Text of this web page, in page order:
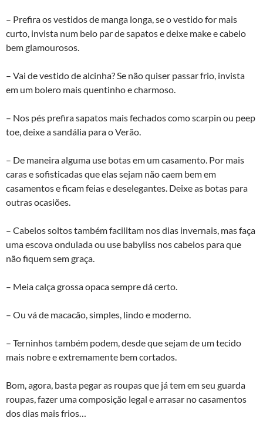
– Prefira os vestidos de manga longa, se o vestido for mais
curto, invista num belo par de sapatos e deixe make e cabelo
bem glamourosos.
– Vai de vestido de alcinha? Se não quiser passar frio, invista
em um bolero mais quentinho e charmoso.
– Nos pés prefira sapatos mais fechados como scarpin ou peep
toe, deixe a sandália para o Verão.
– De maneira alguma use botas em um casamento. Por mais
caras e sofisticadas que elas sejam não caem bem em
casamentos e ficam feias e deselegantes. Deixe as botas para
outras ocasiões.
– Cabelos soltos também facilitam nos dias invernais, mas faça
uma escova ondulada ou use babyliss nos cabelos para que
não fiquem sem graça.
– Meia calça grossa opaca sempre dá certo.
– Ou vá de macacão, simples, lindo e moderno.
– Terninhos também podem, desde que sejam de um tecido
mais nobre e extremamente bem cortados.
Bom, agora, basta pegar as roupas que já tem em seu guarda
roupas, fazer uma composição legal e arrasar no casamentos
dos dias mais frios…